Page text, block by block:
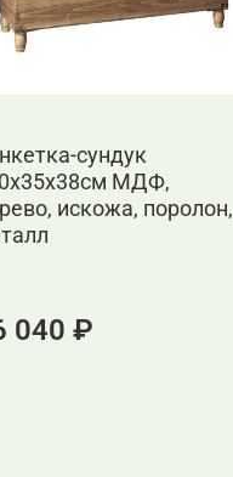
сундук
МДФ,
искожа, поролон,
040 ₽